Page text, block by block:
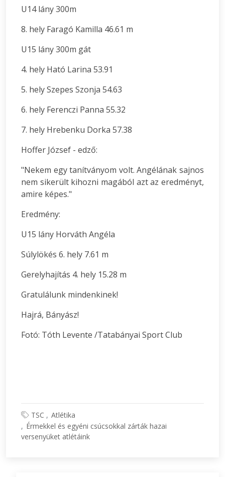
U14 lány 300m
8. hely Faragó Kamilla 46.61 m
U15 lány 300m gát
4. hely Ható Larina 53.91
5. hely Szepes Szonja 54.63
6. hely Ferenczi Panna 55.32
7. hely Hrebenku Dorka 57.38
Hoffer József - edző:
"Nekem egy tanítványom volt. Angélának sajnos
nem sikerült kihozni magából azt az eredményt,
amire képes."
Eredmény:
U15 lány Horváth Angéla
Súlylökés 6. hely 7.61 m
Gerelyhajítás 4. hely 15.28 m
Gratulálunk mindenkinek!
Hajrá, Bányász!
Fotó: Tóth Levente /Tatabányai Sport Club
TSC
Atlétika
Érmekkel és egyéni csúcsokkal zárták hazai
versenyüket atlétáink